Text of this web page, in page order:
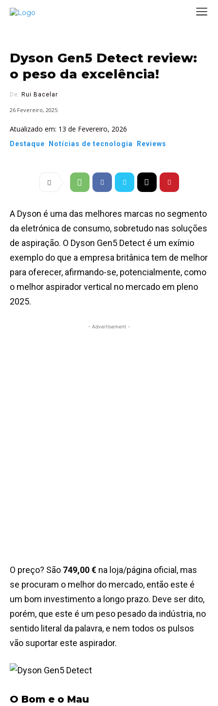
Dyson Gen5 Detect review:
o peso da excelência!
De: Rui Bacelar
26 Fevereiro, 2025
Atualizado em: 13 de Fevereiro, 2026
Destaque Notícias de tecnologia Reviews
A Dyson é uma das melhores marcas no segmento
da eletrónica de consumo, sobretudo nas soluções
de aspiração. O Dyson Gen5 Detect é um exímio
exemplo do que a empresa britânica tem de melhor
para oferecer, afirmando-se, potencialmente, como
o melhor aspirador vertical no mercado em pleno
2025.
- Advertisement -
O preço? São 749,00 € na loja/página oficial, mas
se procuram o melhor do mercado, então este é
um bom investimento a longo prazo. Deve ser dito,
porém, que este é um peso pesado da indústria, no
sentido literal da palavra, e nem todos os pulsos
vão suportar este aspirador.
O Bom e o Mau